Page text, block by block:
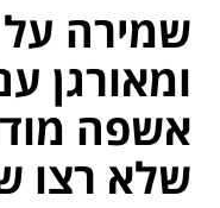
שמירה על
ומאורגן
אשפה
שלא רצו